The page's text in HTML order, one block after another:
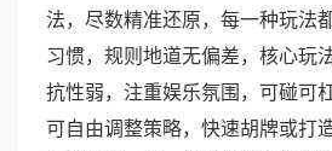
法，尽数精准还原，每一种玩法
习惯，规则地道无偏差，核心玩
抗性弱，注重娱乐氛围，可碰可
可自由调整策略，快速胡牌或打